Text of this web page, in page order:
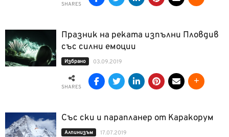
SHARES
Празник на реката изпълни Пловдив
със силни емоции
Избрано 03.09.2019
SHARES
Със ски и парапланер от Каракорум
Алпинизъм 17.07.2019